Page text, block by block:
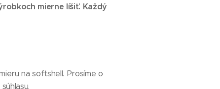
mierne líšiť. Každý
na softshell. Prosíme o